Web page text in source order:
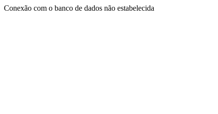
Conexão com o banco de dados não estabelecida